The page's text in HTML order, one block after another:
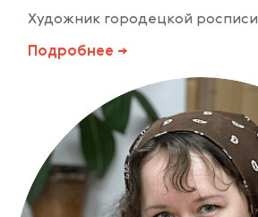
Художник городецкой росписи
Подробнее →